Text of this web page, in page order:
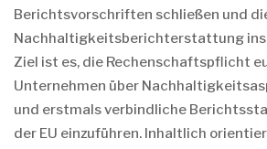
Berichtsvorschriften schließen und
Nachhaltigkeitsberichterstattung
Ziel ist es, die Rechenschaftspflicht
Unternehmen über
und erstmals verbindliche
der EU einzuführen. Inhaltlich